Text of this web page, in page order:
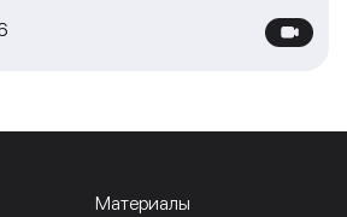
Материалы